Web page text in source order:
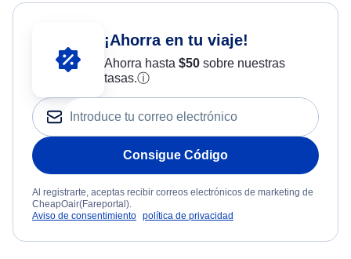
¡Ahorra en tu viaje!
Ahorra hasta $50sobre nuestras
tasas.ⓘ
Consigue Código
Al registrarte, aceptas recibir correos electrónicos de marketing de
CheapOair(Fareportal).
Aviso de consentimiento política de privacidad